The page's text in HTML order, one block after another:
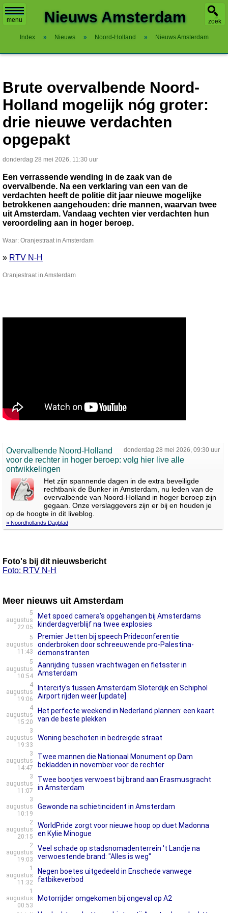
menu zoek
Nieuws Amsterdam
Index » Nieuws » Noord-Holland » Nieuws Amsterdam
Brute overvalbende Noord-
Holland mogelijk nóg groter:
drie nieuwe verdachten
opgepakt
donderdag 28 mei 2026, 11:30 uur
Een verrassende wending in de zaak van de
overvalbende. Na een verklaring van een van de
verdachten heeft de politie dit jaar nieuwe mogelijke
betrokkenen aangehouden: drie mannen, waarvan twee
uit Amsterdam. Vandaag vechten vier verdachten hun
veroordeling aan in hoger beroep.
Waar: Oranjestraat in Amsterdam
» RTV N-H
Oranjestraat in Amsterdam
donderdag 28 mei 2026, 09:30 uur
Overvalbende Noord-Holland
voor de rechter in hoger beroep: volg hier live alle
ontwikkelingen
Het zijn spannende dagen in de extra beveiligde
rechtbank de Bunker in Amsterdam, nu leden van de
overvalbende van Noord-Holland in hoger beroep zijn
gegaan. Onze verslaggevers zijn er bij en houden je
op de hoogte in dit liveblog.
» Noordhollands Dagblad
Foto's bij dit nieuwsbericht
Foto: RTV N-H
Meer nieuws uit Amsterdam
5
augustus
22:05
Met spoed camera's opgehangen bij Amsterdams
kinderdagverblijf na twee explosies
5
augustus
11:43
Premier Jetten bij speech Prideconferentie
onderbroken door schreeuwende pro-Palestina-
demonstranten
5
augustus
10:54
Aanrijding tussen vrachtwagen en fietsster in
Amsterdam
4
augustus
19:06
Intercity’s tussen Amsterdam Sloterdijk en Schiphol
Airport rijden weer [update]
4
augustus
15:20
Het perfecte weekend in Nederland plannen: een kaart
van de beste plekken
3
augustus
19:33
Woning beschoten in bedreigde straat
3
augustus
14:47
Twee mannen die Nationaal Monument op Dam
bekladden in november voor de rechter
3
augustus
11:07
Twee bootjes verwoest bij brand aan Erasmusgracht
in Amsterdam
3
augustus
10:19
Gewonde na schietincident in Amsterdam
2
augustus
20:15
WorldPride zorgt voor nieuwe hoop op duet Madonna
en Kylie Minogue
2
augustus
19:03
Veel schade op stadsnomadenterrein 't Landje na
verwoestende brand: "Alles is weg"
1
augustus
11:32
Negen boetes uitgedeeld in Enschede vanwege
fatbikeverbod
1
augustus
00:53
Motorrijder omgekomen bij ongeval op A2